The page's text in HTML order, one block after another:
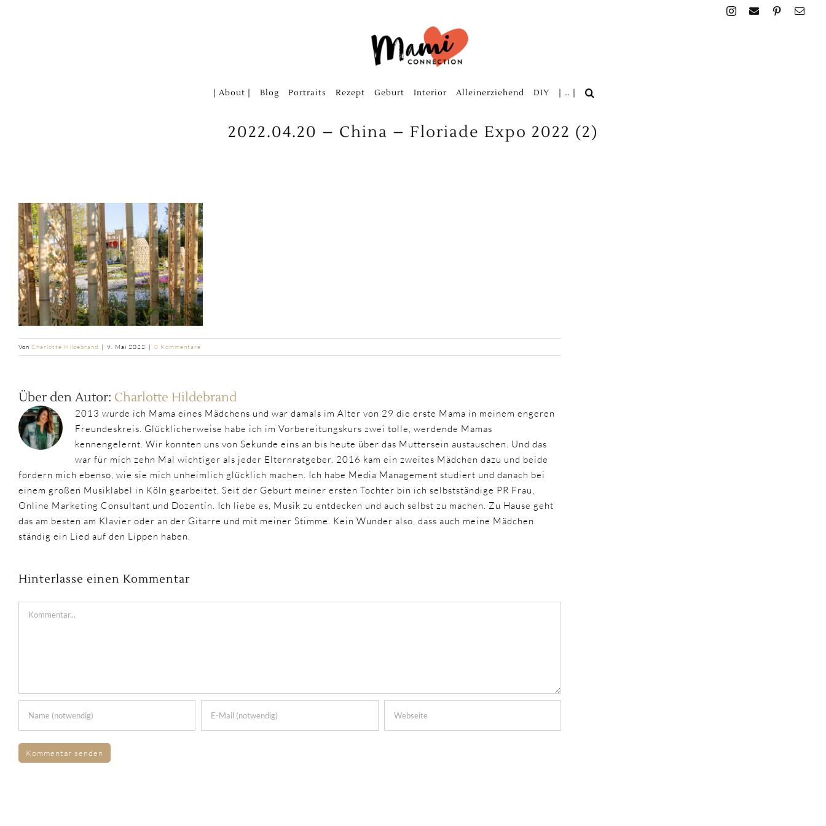
| About | Blog Portraits Rezept Geburt Interior Alleinerziehend DIY | … |
2022.04.20 – China – Floriade Expo 2022 (2)
Von Charlotte Hildebrand | 9. Mai 2022 | 0 Kommentare
Über den Autor: Charlotte Hildebrand
2013 wurde ich Mama eines Mädchens und war damals im Alter von 29 die erste Mama in meinem engeren
Freundeskreis. Glücklicherweise habe ich im Vorbereitungskurs zwei tolle, werdende Mamas
kennengelernt. Wir konnten uns von Sekunde eins an bis heute über das Muttersein austauschen. Und das
war für mich zehn Mal wichtiger als jeder Elternratgeber. 2016 kam ein zweites Mädchen dazu und beide
fordern mich ebenso, wie sie mich unheimlich glücklich machen. Ich habe Media Management studiert und danach bei
einem großen Musiklabel in Köln gearbeitet. Seit der Geburt meiner ersten Tochter bin ich selbstständige PR Frau,
Online Marketing Consultant und Dozentin. Ich liebe es, Musik zu entdecken und auch selbst zu machen. Zu Hause geht
das am besten am Klavier oder an der Gitarre und mit meiner Stimme. Kein Wunder also, dass auch meine Mädchen
ständig ein Lied auf den Lippen haben.
Hinterlasse einen Kommentar
Kommentar